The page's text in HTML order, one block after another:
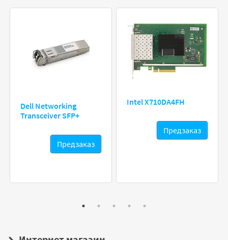
Dell Networking
Transceiver SFP+
Предзаказ
Intel X710DA4FH
Предзаказ